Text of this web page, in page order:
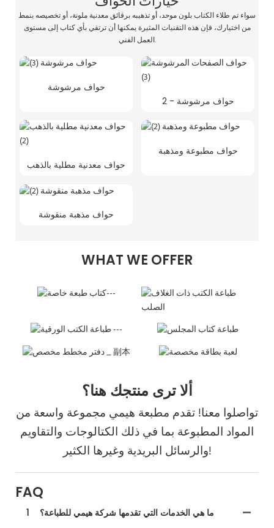
سواء تم طلاء الكتاب بلون موحد، أو تذهيبه برقائق معدنية ملونة، أو تخصيصه بنمط
من اختيارك، فإن هذه التقنيات المثيرة يمكنها أن ترتقي بأي كتاب إلى مستوى
العمل الفني.
حواف مرشوشة
حواف مرشوشة - 2
حواف معدنية مطلية بالذهب
حواف مطبوعة ومذهبة
حواف مذهبة منقوشة
WHAT WE OFFER
ألا ترى منتجك هنا؟
تواصلوا معنا! تقدم مطبعة هيمي مجموعة واسعة من
المواد المطبوعة بما في ذلك الكتالوجات والتقاويم
والرسائل البريدية وغيرها الكثير!
FAQ
1
ما هي الخدمات التي تقدمها شركة هيمي للطباعة؟